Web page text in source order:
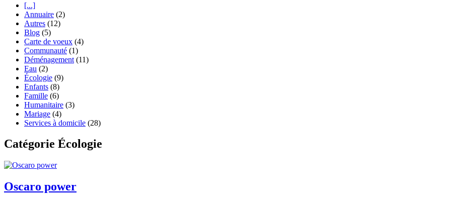
[...]
Annuaire (2)
Autres (12)
Blog (5)
Carte de voeux (4)
Communauté (1)
Déménagement (11)
Eau (2)
Écologie (9)
Enfants (8)
Famille (6)
Humanitaire (3)
Mariage (4)
Services à domicile (28)
Catégorie Écologie
Oscaro power